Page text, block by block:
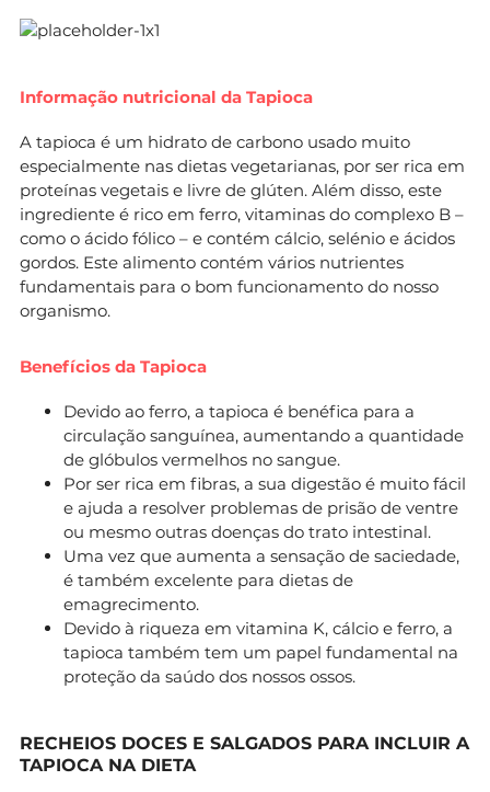
Informação nutricional da Tapioca
A tapioca é um hidrato de carbono usado muito
especialmente nas dietas vegetarianas, por ser rica em
proteínas vegetais e livre de glúten. Além disso, este
ingrediente é rico em ferro, vitaminas do complexo B –
como o ácido fólico – e contém cálcio, selénio e ácidos
gordos. Este alimento contém vários nutrientes
fundamentais para o bom funcionamento do nosso
organismo.
Benefícios da Tapioca
Devido ao ferro, a tapioca é benéfica para a
circulação sanguínea, aumentando a quantidade
de glóbulos vermelhos no sangue.
Por ser rica em fibras, a sua digestão é muito fácil
e ajuda a resolver problemas de prisão de ventre
ou mesmo outras doenças do trato intestinal.
Uma vez que aumenta a sensação de saciedade,
é também excelente para dietas de
emagrecimento.
Devido à riqueza em vitamina K, cálcio e ferro, a
tapioca também tem um papel fundamental na
proteção da saúdo dos nossos ossos.
RECHEIOS DOCES E SALGADOS PARA INCLUIR A
TAPIOCA NA DIETA